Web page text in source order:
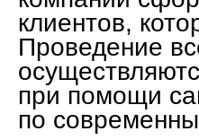
клиентов,
Проведение
при помощи
по